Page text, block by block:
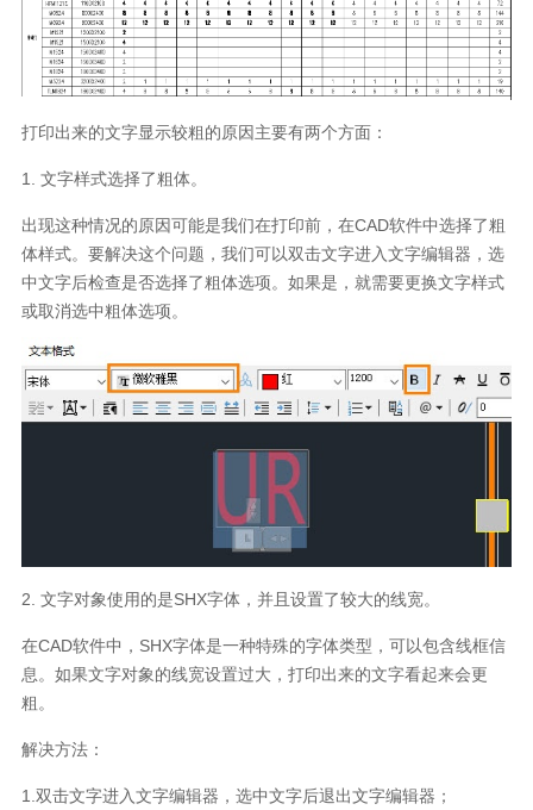
打印出来的文字显示较粗的原因主要有两个方面：
1. 文字样式选择了粗体。
出现这种情况的原因可能是我们在打印前，在CAD软件中选择了粗
体样式。要解决这个问题，我们可以双击文字进入文字编辑器，选
中文字后检查是否选择了粗体选项。如果是，就需要更换文字样式
或取消选中粗体选项。
2. 文字对象使用的是SHX字体，并且设置了较大的线宽。
在CAD软件中， SHX字体是一种特殊的字体类型，可以包含线框信
息。如果文字对象的线宽设置过大，打印出来的文字看起来会更
粗。
解决方法：
1.双击文字进入文字编辑器，选中文字后退出文字编辑器；